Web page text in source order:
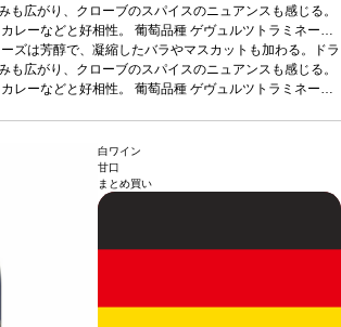
も広がり、クローブのスパイスのニュアンスも感じる。
レーなどと好相性。 葡萄品種 ゲヴュルツトラミネール
は、掲載内容と異なり配送ヴィンテージの数字となりま
化粧箱でお届けのため、ラッピング対応は致しかねま
庫切れの場合、在庫があり価格が同様の場合は自動的に
ーズは芳醇で、凝縮したバラやマスカットも加わる。ドラ
も広がり、クローブのスパイスのニュアンスも感じる。
レーなどと好相性。 葡萄品種 ゲヴュルツトラミネール
庫切れの場合、在庫があり価格が同様の場合は自動的に
れます、ご了承ください。
白ワイン
甘口
まとめ買い